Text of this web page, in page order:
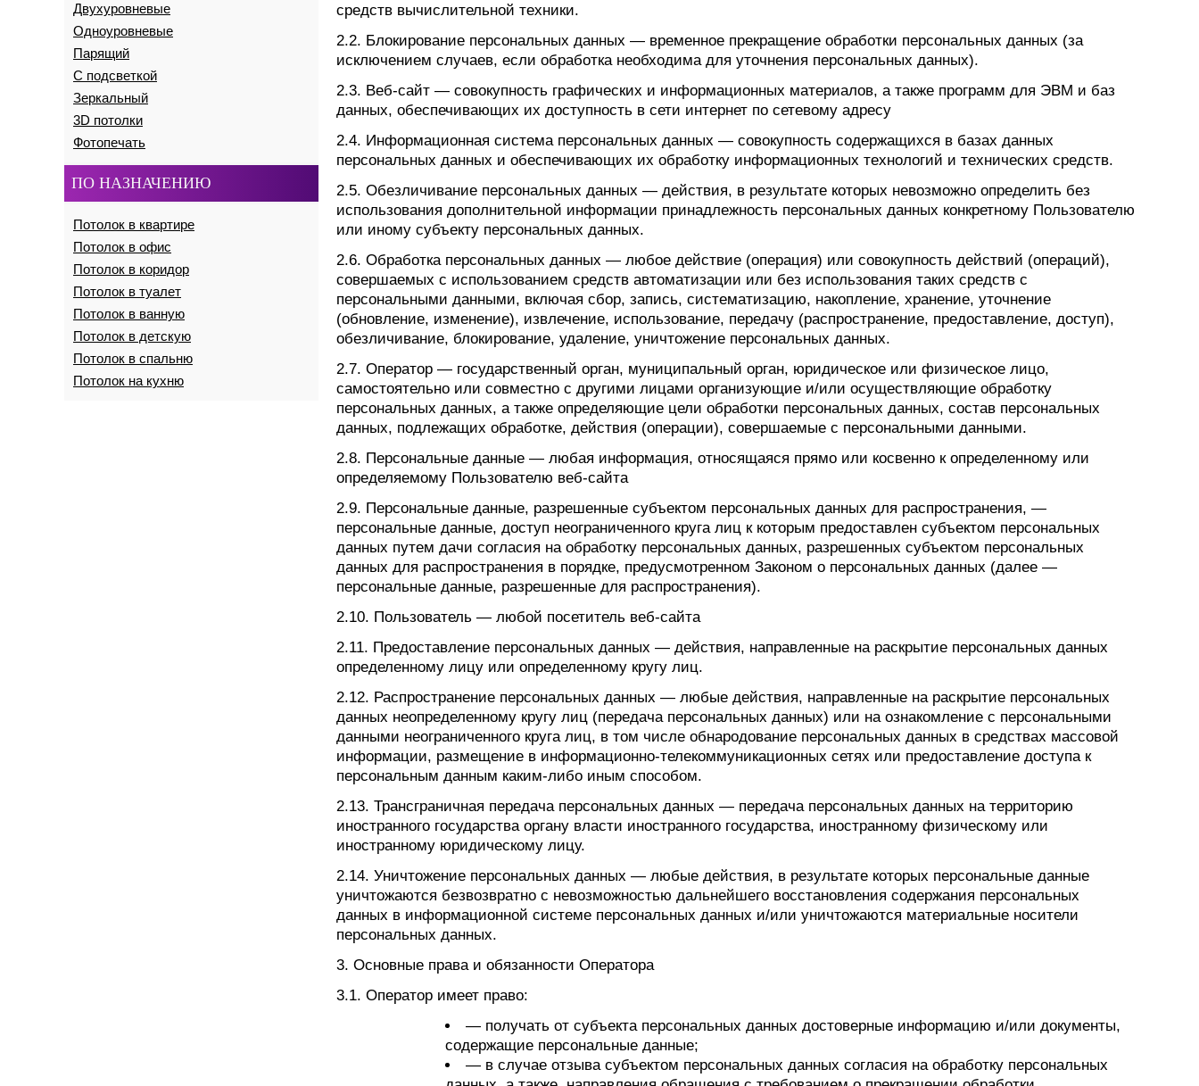
средств вычислительной техники.
2.2. Блокирование персональных данных — временное прекращение обработки персональных данных (за
исключением случаев, если обработка необходима для уточнения персональных данных).
2.3. Веб-сайт — совокупность графических и информационных материалов, а также программ для ЭВМ и баз
данных, обеспечивающих их доступность в сети интернет по сетевому адресу
2.4. Информационная система персональных данных — совокупность содержащихся в базах данных
персональных данных и обеспечивающих их обработку информационных технологий и технических средств.
2.5. Обезличивание персональных данных — действия, в результате которых невозможно определить без
использования дополнительной информации принадлежность персональных данных конкретному Пользователю
или иному субъекту персональных данных.
2.6. Обработка персональных данных — любое действие (операция) или совокупность действий (операций),
совершаемых с использованием средств автоматизации или без использования таких средств с
персональными данными, включая сбор, запись, систематизацию, накопление, хранение, уточнение
(обновление, изменение), извлечение, использование, передачу (распространение, предоставление, доступ),
обезличивание, блокирование, удаление, уничтожение персональных данных.
2.7. Оператор — государственный орган, муниципальный орган, юридическое или физическое лицо,
самостоятельно или совместно с другими лицами организующие и/или осуществляющие обработку
персональных данных, а также определяющие цели обработки персональных данных, состав персональных
данных, подлежащих обработке, действия (операции), совершаемые с персональными данными.
2.8. Персональные данные — любая информация, относящаяся прямо или косвенно к определенному или
определяемому Пользователю веб-сайта
2.9. Персональные данные, разрешенные субъектом персональных данных для распространения, —
персональные данные, доступ неограниченного круга лиц к которым предоставлен субъектом персональных
данных путем дачи согласия на обработку персональных данных, разрешенных субъектом персональных
данных для распространения в порядке, предусмотренном Законом о персональных данных (далее —
персональные данные, разрешенные для распространения).
2.10. Пользователь — любой посетитель веб-сайта
2.11. Предоставление персональных данных — действия, направленные на раскрытие персональных данных
определенному лицу или определенному кругу лиц.
2.12. Распространение персональных данных — любые действия, направленные на раскрытие персональных
данных неопределенному кругу лиц (передача персональных данных) или на ознакомление с персональными
данными неограниченного круга лиц, в том числе обнародование персональных данных в средствах массовой
информации, размещение в информационно-телекоммуникационных сетях или предоставление доступа к
персональным данным каким-либо иным способом.
2.13. Трансграничная передача персональных данных — передача персональных данных на территорию
иностранного государства органу власти иностранного государства, иностранному физическому или
иностранному юридическому лицу.
2.14. Уничтожение персональных данных — любые действия, в результате которых персональные данные
уничтожаются безвозвратно с невозможностью дальнейшего восстановления содержания персональных
данных в информационной системе персональных данных и/или уничтожаются материальные носители
персональных данных.
3. Основные права и обязанности Оператора
3.1. Оператор имеет право:
— получать от субъекта персональных данных достоверные информацию и/или документы,
содержащие персональные данные;
— в случае отзыва субъектом персональных данных согласия на обработку персональных
Двухуровневые
Одноуровневые
Парящий
С подсветкой
Зеркальный
3D потолки
Фотопечать
ПО НАЗНАЧЕНИЮ
Потолок в квартире
Потолок в офис
Потолок в коридор
Потолок в туалет
Потолок в ванную
Потолок в детскую
Потолок в спальню
Потолок на кухню